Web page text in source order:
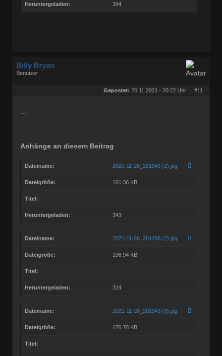
Heruntergeladen: 394
Billy Bryan
Benutzer
Gepostet: 26.11.2021 - 20:22 Uhr · #11
Anhänge an diesem Beitrag
Dateiname: 2021-11-26_201343 (2).jpg
Dateigröße: 161.36 KB
Titel:
Heruntergeladen: 343
Dateiname: 2021-11-26_201458 (2).jpg
Dateigröße: 196.94 KB
Titel:
Heruntergeladen: 324
Dateiname: 2021-11-26_201343 (3).jpg
Dateigröße: 176.78 KB
Titel: